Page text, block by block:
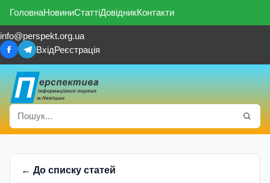
ГоловнаНовиниСтаттіДовідникКонтакти
info@perspekt.org.ua
ВхідРеєстрація
← До списку статей